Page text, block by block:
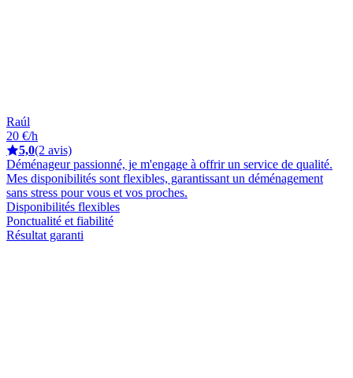
Raúl
20 €/h
5,0(2 avis)
Déménageur passionné, je m'engage à offrir un service de qualité.
Mes disponibilités sont flexibles, garantissant un déménagement
sans stress pour vous et vos proches.
Disponibilités flexibles
Ponctualité et fiabilité
Résultat garanti